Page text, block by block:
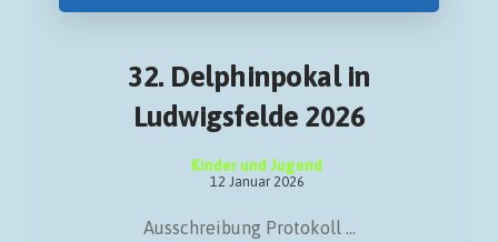
32. Delphinpokal in
Ludwigsfelde 2026
Kinder und Jugend
12 Januar 2026
Ausschreibung Protokoll ...